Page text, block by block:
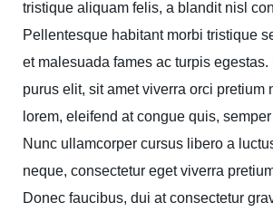
tristique aliquam felis, a blandit nisl
Pellentesque habitant morbi tristique
et malesuada fames ac turpis egestas.
purus elit, sit amet viverra orci pretium
lorem, eleifend at congue quis,
Nunc ullamcorper cursus libero a
neque, consectetur eget viverra
Donec faucibus, dui at consectetur